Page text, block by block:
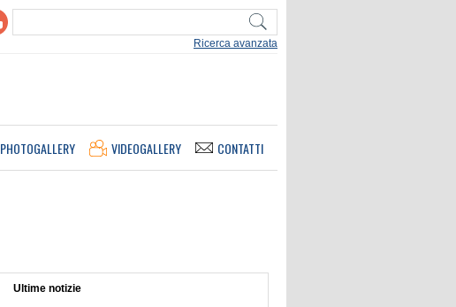
Ricerca avanzata
PHOTOGALLERY VIDEOGALLERY CONTATTI
Ultime notizie